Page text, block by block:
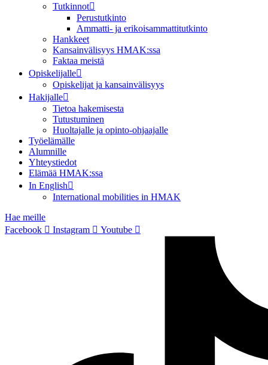
Tutkinnot
Perustutkinto
Ammatti- ja erikoisammattitutkinto
Hankkeet
Kansainvälisyys HMAK:ssa
Faktaa meistä
Opiskelijalle
Opiskelijat ja kansainvälisyys
Hakijalle
Tietoa hakemisesta
Tutustuminen
Huoltajalle ja opinto-ohjaajalle
Työelämälle
Alumnille
Yhteystiedot
Elämää HMAK:ssa
In English
International mobilities in HMAK
Hae meille
Facebook
Instagram Youtube